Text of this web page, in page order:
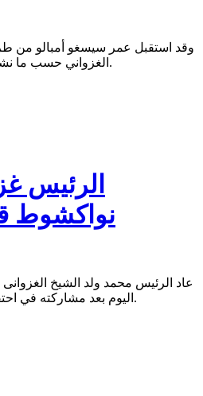
وقد استقبل عمر سيسغو أمبالو من
الغزواني حسب ما نشرت الوكالة الموريتانية للأنباء.
الرئيس
نواكشوط
عاد الرئيس محمد ولد الشيخ
اليوم بعد مشاركته في احتفال غينيا بيساو بعيد استقلالها.